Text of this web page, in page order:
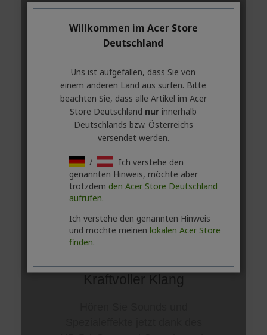
Willkommen im Acer Store
Deutschland
Uns ist aufgefallen, dass Sie von
einem anderen Land aus surfen. Bitte
beachten Sie, dass alle Artikel im Acer
Store Deutschland nur innerhalb
Deutschlands bzw. Österreichs
versendet werden.
/
Ich verstehe den
genannten Hinweis, möchte aber
trotzdem den Acer Store Deutschland
aufrufen.
Ich verstehe den genannten Hinweis
und möchte meinen lokalen Acer Store
finden.